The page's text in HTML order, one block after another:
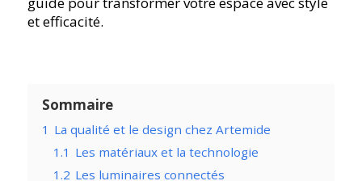
et efficacité.
Sommaire
1 La qualité et le design chez Artemide
1.1 Les matériaux et la technologie
1.2 Les luminaires connectés